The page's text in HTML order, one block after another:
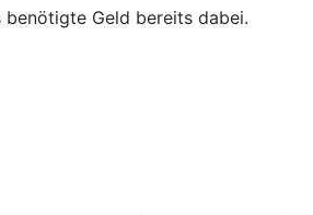
benötigte Geld bereits dabei.